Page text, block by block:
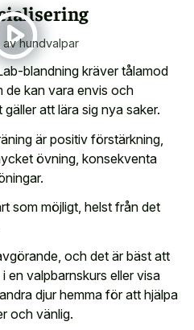
av hundvalpar
blandning kräver tålamod
de kan vara envis och
att lära sig nya saker.
är positiv förstärkning,
övning, konsekventa
som möjligt, helst från det
och det är bäst att
en valpbarnskurs eller visa
djur hemma för att hjälpa
och vänlig.